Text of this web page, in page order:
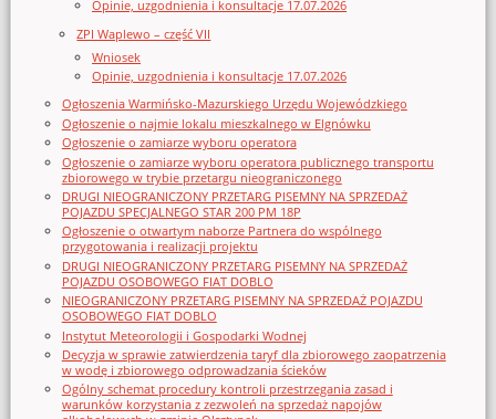
Opinie, uzgodnienia i konsultacje 17.07.2026
ZPI Waplewo – część VII
Wniosek
Opinie, uzgodnienia i konsultacje 17.07.2026
Ogłoszenia Warmińsko-Mazurskiego Urzędu Wojewódzkiego
Ogłoszenie o najmie lokalu mieszkalnego w Elgnówku
Ogłoszenie o zamiarze wyboru operatora
Ogłoszenie o zamiarze wyboru operatora publicznego transportu
zbiorowego w trybie przetargu nieograniczonego
DRUGI NIEOGRANICZONY PRZETARG PISEMNY NA SPRZEDAŻ
POJAZDU SPECJALNEGO STAR 200 PM 18P
Ogłoszenie o otwartym naborze Partnera do wspólnego
przygotowania i realizacji projektu
DRUGI NIEOGRANICZONY PRZETARG PISEMNY NA SPRZEDAŻ
POJAZDU OSOBOWEGO FIAT DOBLO
NIEOGRANICZONY PRZETARG PISEMNY NA SPRZEDAŻ POJAZDU
OSOBOWEGO FIAT DOBLO
Instytut Meteorologii i Gospodarki Wodnej
Decyzja w sprawie zatwierdzenia taryf dla zbiorowego zaopatrzenia
w wodę i zbiorowego odprowadzania ścieków
Ogólny schemat procedury kontroli przestrzegania zasad i
warunków korzystania z zezwoleń na sprzedaż napojów